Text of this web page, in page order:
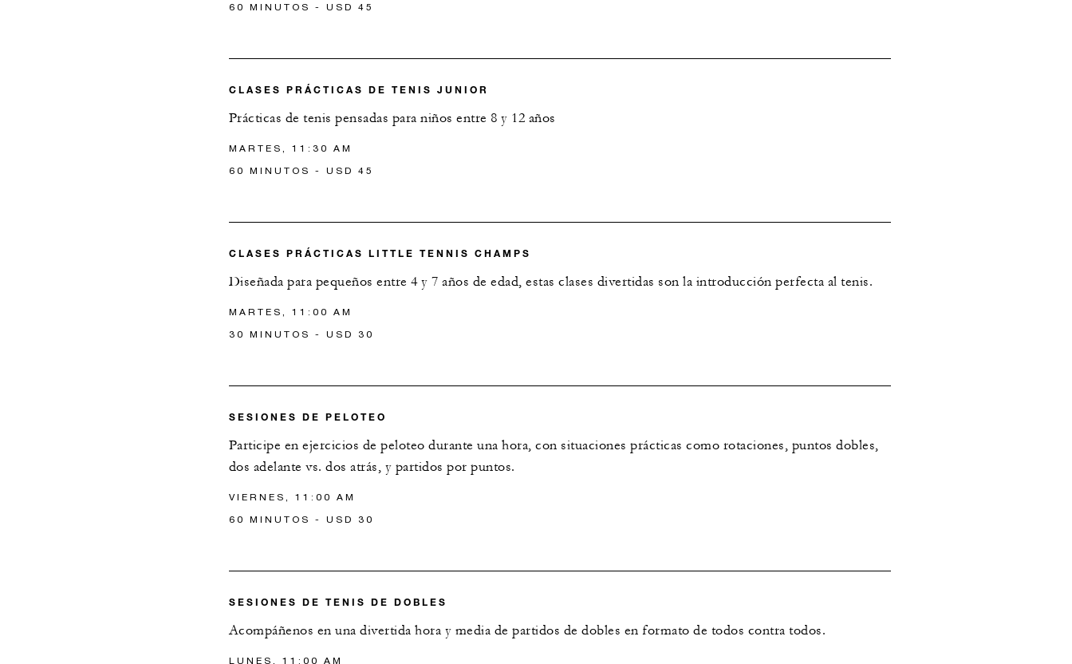
60 MINUTOS - USD 45
CLASES PRÁCTICAS DE TENIS JUNIOR
Prácticas de tenis pensadas para niños entre 8 y 12 años
MARTES, 11:30 AM
60 MINUTOS - USD 45
CLASES PRÁCTICAS LITTLE TENNIS CHAMPS
Diseñada para pequeños entre 4 y 7 años de edad, estas clases divertidas son la introducción perfecta al tenis.
MARTES, 11:00 AM
30 MINUTOS - USD 30
SESIONES DE PELOTEO
Participe en ejercicios de peloteo durante una hora, con situaciones prácticas como rotaciones, puntos dobles,
dos adelante vs. dos atrás, y partidos por puntos.
VIERNES, 11:00 AM
60 MINUTOS - USD 30
SESIONES DE TENIS DE DOBLES
Acompáñenos en una divertida hora y media de partidos de dobles en formato de todos contra todos.
LUNES, 11:00 AM